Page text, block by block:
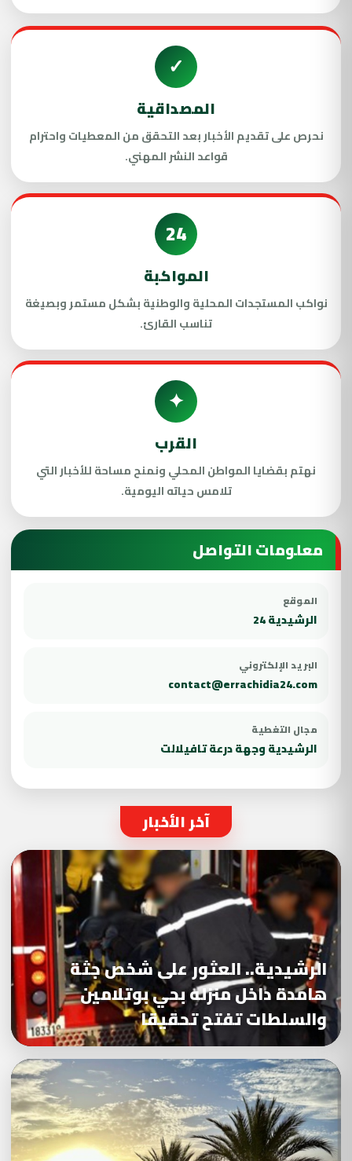
✓
المصداقية
نحرص على تقديم الأخبار بعد التحقق من المعطيات واحترام
قواعد النشر المهني.
24
المواكبة
نواكب المستجدات المحلية والوطنية بشكل مستمر وبصيغة
تناسب القارئ.
✦
القرب
نهتم بقضايا المواطن المحلي ونمنح مساحة للأخبار التي
تلامس حياته اليومية.
معلومات التواصل
الموقع
الرشيدية 24
البريد الإلكتروني
contact@errachidia24.com
مجال التغطية
الرشيدية وجهة درعة تافيلالت
آخر الأخبار
الرشيدية.. العثور على شخص جثة
هامدة داخل منزله بحي بوتلامين
والسلطات تفتح تحقيقا